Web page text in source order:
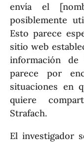
envía el
posiblemente
Esto parece
sitio web
información
parece por
situaciones en
quiere
Strafach.
El investigador